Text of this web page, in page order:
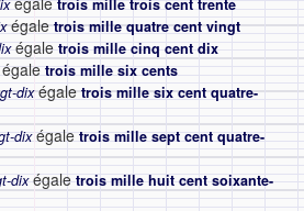
trois mille trois cent trente
égaletrois mille quatre cent vingt
égale trois mille cinq cent dix
trois mille six cents
dixégaletrois mille six cent quatre-
dixégale trois mille sept cent quatre-
dixégale trois mille huit cent soixante-